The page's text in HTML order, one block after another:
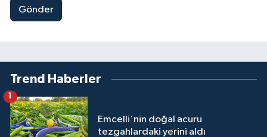
Gönder
Trend Haberler
Emcelli'nin doğal acuru
tezgahlardaki yerini aldı
1